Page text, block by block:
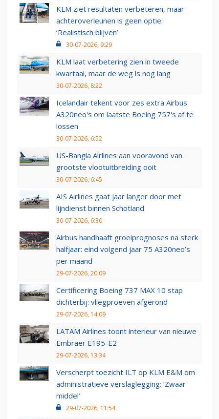
KLM ziet resultaten verbeteren, maar
achteroverleunen is geen optie:
‘Realistisch blijven’
30-07-2026, 9:29
KLM laat verbetering zien in tweede
kwartaal, maar de weg is nog lang
30-07-2026, 8:22
Icelandair tekent voor zes extra Airbus
A320neo's om laatste Boeing 757's af te
lossen
30-07-2026, 6:52
US-Bangla Airlines aan vooravond van
grootste vlootuitbreiding ooit
30-07-2026, 6:45
AIS Airlines gaat jaar langer door met
lijndienst binnen Schotland
30-07-2026, 6:30
Airbus handhaaft groeiprognoses na sterk
halfjaar: eind volgend jaar 75 A320neo’s
per maand
29-07-2026, 20:09
Certificering Boeing 737 MAX 10 stap
dichterbij: vliegproeven afgerond
29-07-2026, 14:09
LATAM Airlines toont interieur van nieuwe
Embraer E195-E2
29-07-2026, 13:34
Verscherpt toezicht ILT op KLM E&M om
administratieve verslaglegging: ‘Zwaar
middel’
29-07-2026, 11:54